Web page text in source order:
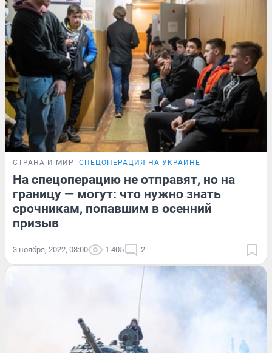
СТРАНА И МИР СПЕЦОПЕРАЦИЯ НА УКРАИНЕ
На спецоперацию не отправят, но на
границу — могут: что нужно знать
срочникам, попавшим в осенний
призыв
3 ноября, 2022, 08:00 1 405 2